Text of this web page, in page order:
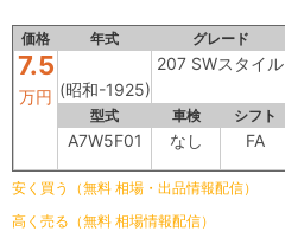
価格 年式 グレード
7.5
万円 (昭和-1925)
207 SWスタイル
型式 車検 シフト
A7W5F01 なし FA
安く買う（無料 相場・出品情報配信）
高く売る（無料 相場情報配信）